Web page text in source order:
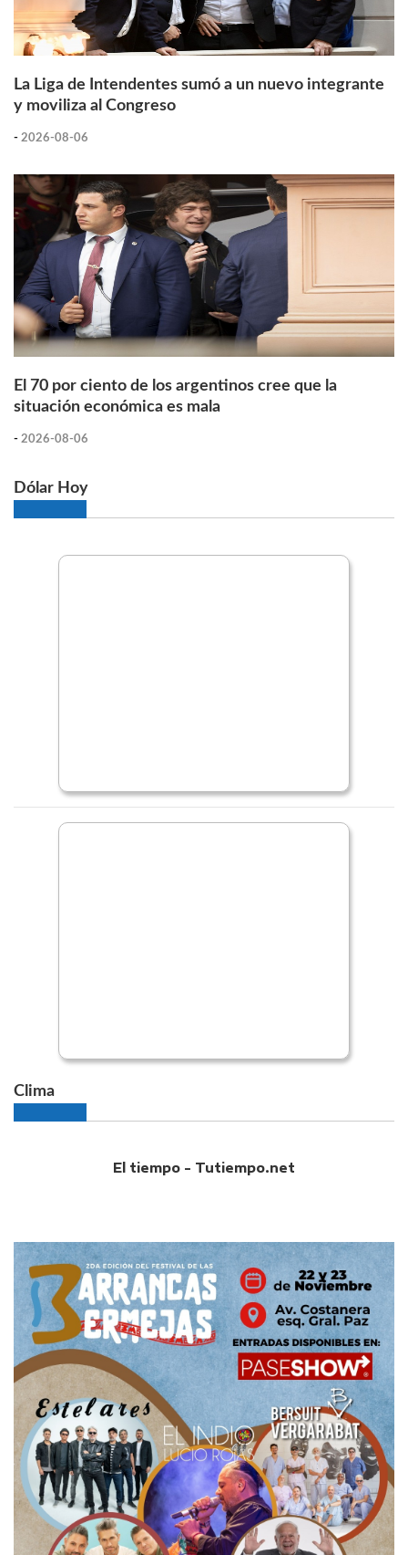
La Liga de Intendentes sumó a un nuevo integrante
y moviliza al Congreso
- 2026-08-06
El 70 por ciento de los argentinos cree que la
situación económica es mala
- 2026-08-06
Dólar Hoy
Clima
El tiempo - Tutiempo.net